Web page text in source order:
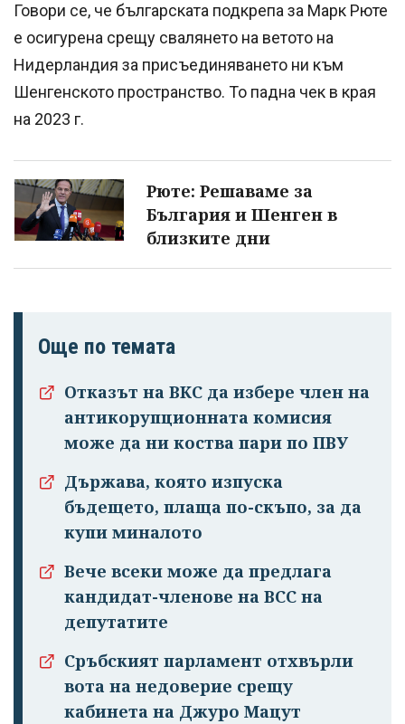
Говори се, че българската подкрепа за Марк Рюте
е осигурена срещу свалянето на ветото на
Нидерландия за присъединяването ни към
Шенгенското пространство. То падна чек в края
на 2023 г.
Рюте: Решаваме за
България и Шенген в
близките дни
Още по темата
Отказът на ВКС да избере член на
антикорупционната комисия
може да ни коства пари по ПВУ
Държава, която изпуска
бъдещето, плаща по-скъпо, за да
купи миналото
Вече всеки може да предлага
кандидат-членове на ВСС на
депутатите
Сръбският парламент отхвърли
вота на недоверие срещу
кабинета на Джуро Мацут